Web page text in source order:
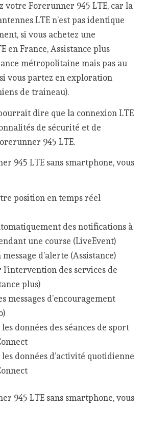
votre Forerunner 945 LTE, car la
LTE n’est pas identique
si vous achetez une
en France, Assistance plus
métropolitaine mais pas au
vous partez en exploration
de traineau).
dire que la connexion LTE
de sécurité et de
945 LTE.
945 LTE sans smartphone, vous
position en temps réel
des notifications à
une course (LiveEvent)
d’alerte (Assistance)
l’intervention des services de
plus)
messages d’encouragement
données des séances de sport
données d’activité quotidienne
945 LTE sans smartphone, vous